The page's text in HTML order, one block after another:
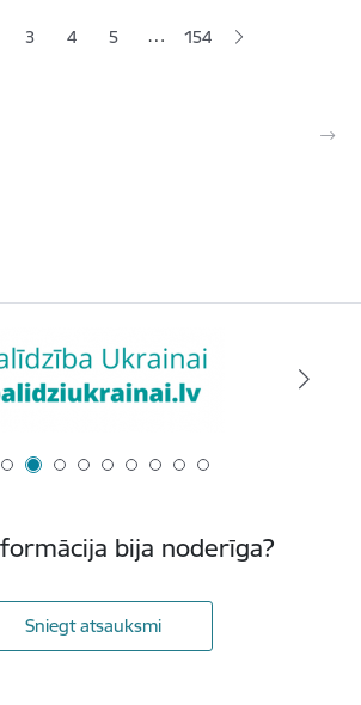
lapa
Lapa
3 Lapa
4 Lapa
5 … 154
bija noderīga?
Sniegt atsauksmi